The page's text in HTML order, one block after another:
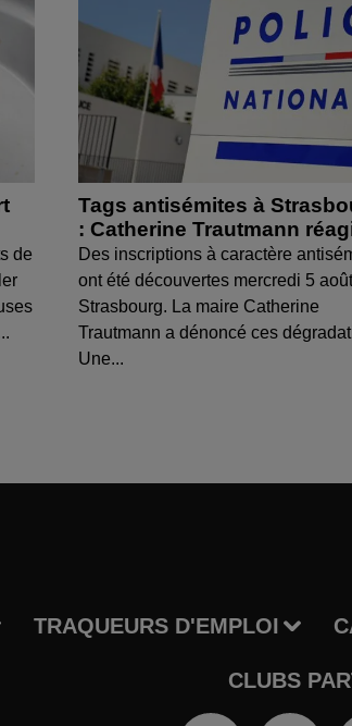
de
Tags antisémites à
: Catherine Trautmann
Des inscriptions à caractère
ont été découvertes mercredi 5
Strasbourg. La maire Catherine
Trautmann a dénoncé ces
Une...
TRAQUEURS D'EMPLOI
CLUBS